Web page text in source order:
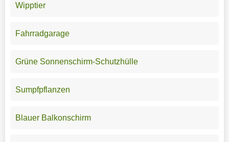
Wipptier
Fahrradgarage
Grüne Sonnenschirm-Schutzhülle
Sumpfpflanzen
Blauer Balkonschirm